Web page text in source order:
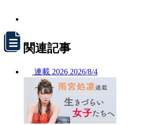
関連記事
連載 2026 2026/8/4